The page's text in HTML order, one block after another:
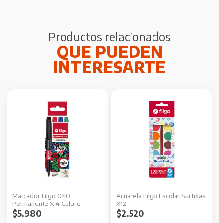
Productos relacionados
Marcador Filgo 040
Permanente X 4 Colore
$5.980
Acuarela Filgo Escolar Surtidas
X12
$2.520